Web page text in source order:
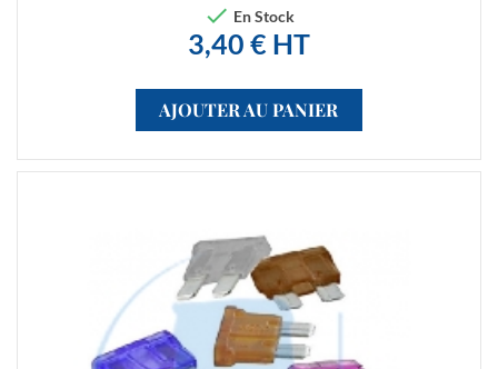
 En Stock
3,40 € HT
AJOUTER AU PANIER